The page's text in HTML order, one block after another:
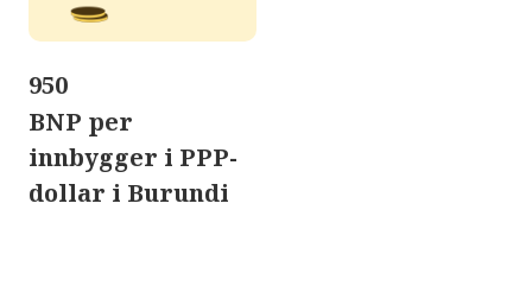
950
BNP per
innbygger i PPP-
dollar i Burundi